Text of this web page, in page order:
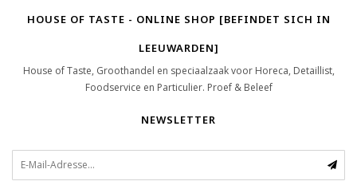
HOUSE OF TASTE - ONLINE SHOP [BEFINDET SICH IN
LEEUWARDEN]
House of Taste, Groothandel en speciaalzaak voor Horeca, Detaillist,
Foodservice en Particulier. Proef & Beleef
NEWSLETTER